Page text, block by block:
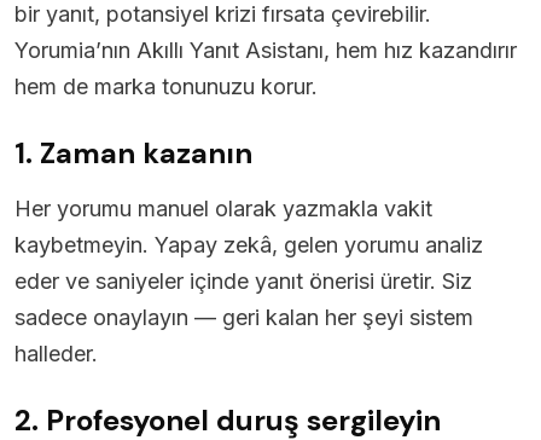
bir yanıt, potansiyel krizi fırsata çevirebilir.
Yorumia’nın Akıllı Yanıt Asistanı, hem hız kazandırır
hem de marka tonunuzu korur.
1. Zaman kazanın
Her yorumu manuel olarak yazmakla vakit
kaybetmeyin. Yapay zekâ, gelen yorumu analiz
eder ve saniyeler içinde yanıt önerisi üretir. Siz
sadece onaylayın — geri kalan her şeyi sistem
halleder.
2. Profesyonel duruş sergileyin